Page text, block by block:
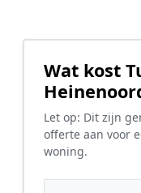
Wat kost
Let op: Dit zijn
offerte aan voor
woning.